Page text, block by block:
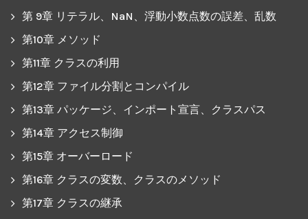
第 9章 リテラル、NaN、浮動小数点数の誤差、乱数
第10章 メソッド
第11章 クラスの利用
第12章 ファイル分割とコンパイル
第13章 パッケージ、インポート宣言、クラスパス
第14章 アクセス制御
第15章 オーバーロード
第16章 クラスの変数、クラスのメソッド
第17章 クラスの継承